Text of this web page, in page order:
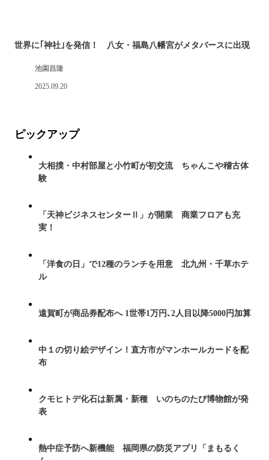
世界に｢神社｣を発信！ 八女・福島八幡宮がメタバースに出現
池園昌隆
2025.09.20
ピックアップ
大相撲・中村部屋と小竹町が初交流 ちゃんこや稽古体
験
「天神ビジネスセンターⅡ」が開業 商業フロアも充
実！
「洋食の日」で12種のランチを用意 北九州・千草ホテ
ル
遠賀町が商品券配布へ 1世帯1万円､2人目以降5000円加算
中１の切り絵デザイン！直方市がマンホールカードを配
布
クモヒトデ化石は新属・新種 いのちのたび博物館が発
表
熱中症予防へ新機能 福岡県の防災アプリ「まもるく